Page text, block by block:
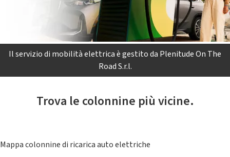
Il servizio di mobilità elettrica è gestito da Plenitude On The
Road S.r.l.
Trova le colonnine più vicine.
Mappa colonnine di ricarica auto elettriche